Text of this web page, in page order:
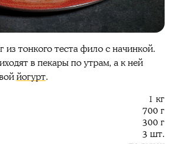
тонкого теста фило с начинкой.
в пекары по утрам, а к ней
йогурт.
1 кг
700 г
300 г
3 шт.